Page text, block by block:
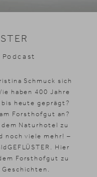
Schmuck sich
haben 400 Jahre
heute geprägt?
Forsthofgut an?
Naturhotel zu
noch viele mehr! –
Hier
Forsthofgut zu